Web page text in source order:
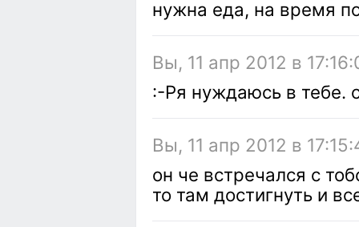
нужна еда, на время
Вы, 11 апр 2012 в
:-Pя нуждаюсь в тебе.
Вы, 11 апр 2012 в
он че встречался с
то там достигнуть и